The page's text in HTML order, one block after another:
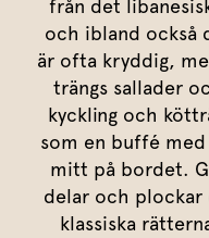
Dressing
Vinägrett
Örtolja
från det
och ibland också
är ofta kryddig,
trängs sallader
kyckling och
som en buffé
mitt på bordet.
delar och plockar
klassiska